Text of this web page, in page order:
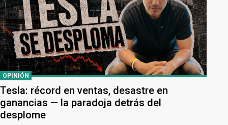
OPINIÓN
Tesla: récord en ventas, desastre en
ganancias — la paradoja detrás del
desplome